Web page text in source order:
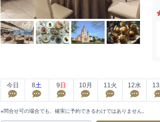
今日 8土 9 日 10月 11火 12水 13
※問合せ可の場合でも、確実に予約できるわけではありません。